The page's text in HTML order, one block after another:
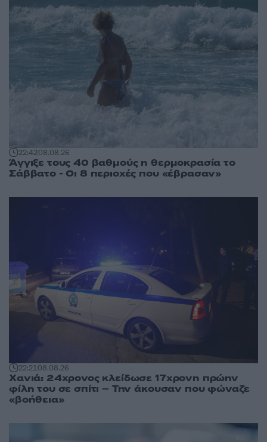
22:4208.08.26
Άγγιξε τους 40 βαθμούς η θερμοκρασία το
Σάββατο - Οι 8 περιοχές που «έβρασαν»
22:2108.08.26
Χανιά: 24χρονος κλείδωσε 17χρονη πρώην
φίλη του σε σπίτι – Την άκουσαν που φώναζε
«βοήθεια»